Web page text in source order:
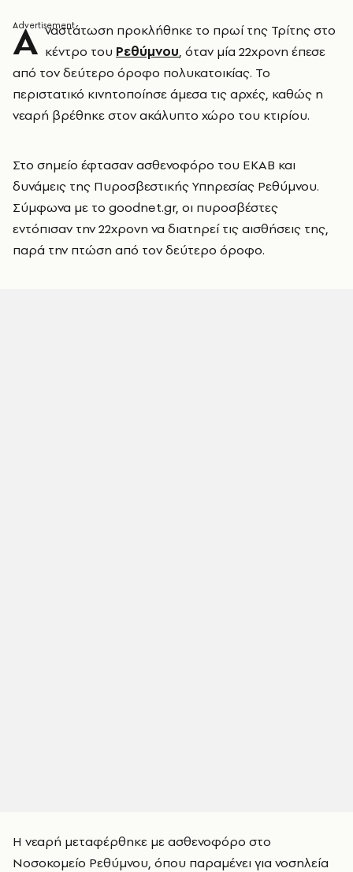
Α ναστάτωση προκλήθηκε το πρωί της Τρίτης στο
κέντρο του Ρεθύμνου, όταν μία 22χρονη έπεσε
από τον δεύτερο όροφο πολυκατοικίας. Το
περιστατικό κινητοποίησε άμεσα τις αρχές, καθώς η
νεαρή βρέθηκε στον ακάλυπτο χώρο του κτιρίου.
Στο σημείο έφτασαν ασθενοφόρο του ΕΚΑΒ και
δυνάμεις της Πυροσβεστικής Υπηρεσίας Ρεθύμνου.
Σύμφωνα με το goodnet.gr, οι πυροσβέστες
εντόπισαν την 22χρονη να διατηρεί τις αισθήσεις της,
παρά την πτώση από τον δεύτερο όροφο.
Η νεαρή μεταφέρθηκε με ασθενοφόρο στο
Νοσοκομείο Ρεθύμνου, όπου παραμένει για νοσηλεία